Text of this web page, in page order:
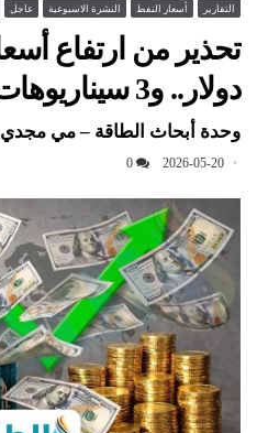
التقارير أسعار النفط النشرة الاسبوعية عاجل
دولار.. و3 سيناريوهات لمضيق هرمز
وحدة أبحاث الطاقة – مي مجدي
2026-05-20
0